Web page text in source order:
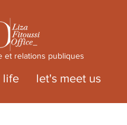
et relations publiques
life let's meet us